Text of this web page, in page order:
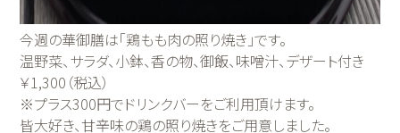
今週の華御膳は「鶏もも肉の照り焼き」です。
温野菜、サラダ、小鉢、香の物、御飯、味噌汁、デザート付き
￥1,300（税込）
※プラス300円でドリンクバーをご利用頂けます。
皆大好き、甘辛味の鶏の照り焼きをご用意しました。